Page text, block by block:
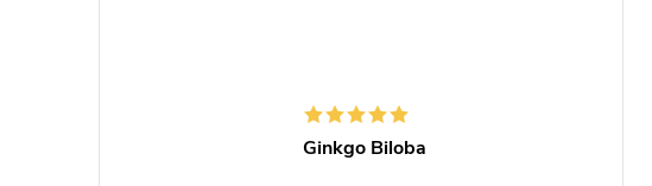
Ginkgo Biloba